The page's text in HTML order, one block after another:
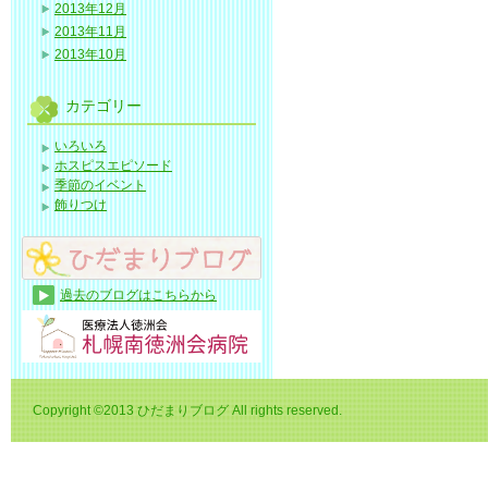
2013年12月
2013年11月
2013年10月
カテゴリー
いろいろ
ホスピスエピソード
季節のイベント
飾りつけ
過去のブログはこちらから
Copyright ©2013 ひだまりブログ All rights reserved.